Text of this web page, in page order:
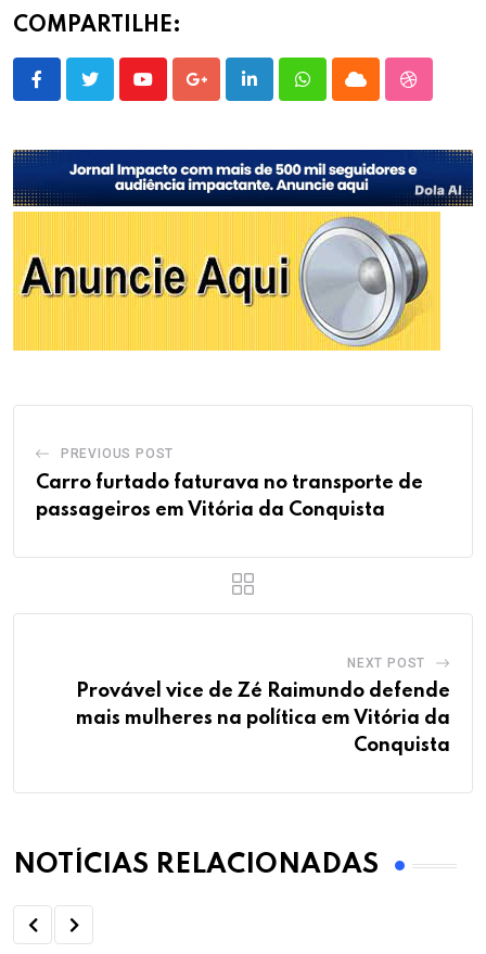
COMPARTILHE:
YoutubeGoogle+LinkedInWhatsappCloud
PREVIOUS POST
Carro furtado faturava no transporte de
passageiros em Vitória da Conquista
NEXT POST
Provável vice de Zé Raimundo defende
mais mulheres na política em Vitória da
Conquista
NOTÍCIAS RELACIONADAS